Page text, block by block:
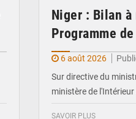
Niger : Bilan
Programme
6 août 2026
Sur directive du
ministère de
SAVOIR PLUS